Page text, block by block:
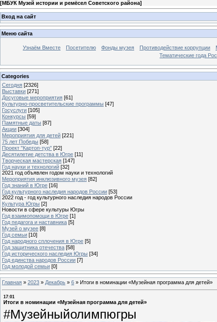
[МБУК Музей истории и ремёсел Советского района]
Вход на сайт
Меню сайта
Узнаём Вместе Посетителю Фонды музея Противодействие коррупции
Тематические года
Categories
Сегодня [2326]
Выставки [271]
Досуговые мероприятия [61]
Культурно-просветительские программы [47]
Госуслуги [105]
Конкурсы [59]
Памятные даты [87]
Акции [304]
Мероприятия для детей [221]
75 лет Победы [58]
Проект "Картоп-тур" [22]
Десятилетие детства в Югре [11]
Творческая мастерская [147]
Год науки и технологий [32]
2021 год объявлен годом науки и технологий
Мероприятия инклюзивного музея [82]
Год знаний в Югре [16]
Год культурного наследия народов России [53]
2022 год - год культурного наследия народов России
Культура Югры [2]
Новости в сфере культуры Югры
Год взаимопомощи в Югре [1]
Год педагога и наставника [5]
Музей о музее [8]
Год семьи [10]
Год народного сплочения в Югре [5]
Год защитника отечества [58]
Год исторического наследия Югры [34]
Год единства народов России [7]
Год молодой семьи [0]
Главная » 2023 » Декабрь » 6 » Итоги в номинации «Музейная программа для детей»
17:01
Итоги в номинации «Музейная программа для детей»
#Музейныйолимпюгры